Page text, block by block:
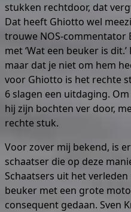
stukken rechtdoor, dat
Dat heeft Ghiotto wel
trouwe NOS-commentator
met ‘Wat een beuker is
maar dat je niet om hem
voor Ghiotto is het rechte
6 slagen een uitdaging.
hij zijn bochten ver door,
rechte stuk.
Voor zover mij bekend, is
schaatser die op deze
Schaatsers uit het
beuker met een grote
consequent gedaan. Sven